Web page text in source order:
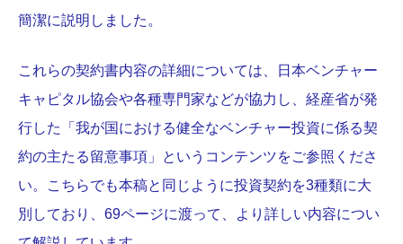
簡潔に説明しました。
これらの契約書内容の詳細については、日本ベンチャー
キャピタル協会や各種専門家などが協力し、経産省が発
行した「我が国における健全なベンチャー投資に係る契
約の主たる留意事項」というコンテンツをご参照くださ
い。こちらでも本稿と同じように投資契約を3種類に大
別しており、69ページに渡って、より詳しい内容につい